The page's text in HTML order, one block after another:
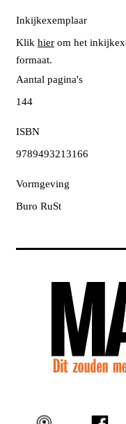
Inkijkexemplaar
Klik hier om het
formaat.
Aantal pagina's
144
ISBN
9789493213166
Vormgeving
Buro RuSt